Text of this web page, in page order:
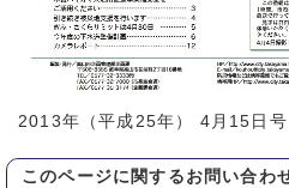
2013年（平成25年） 4月15日号
このページに関する お問い合わ